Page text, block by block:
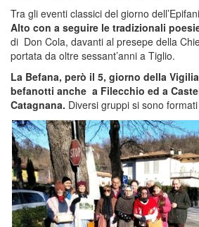
Tra gli eventi classici del giorno
Alto con a seguire le tradizionali
di Don Cola, davanti al presepe della
portata da oltre sessant’anni a Tiglio.
La Befana, però il 5, giorno della
befanotti anche a Filecchio ed a
Catagnana. Diversi gruppi si sono